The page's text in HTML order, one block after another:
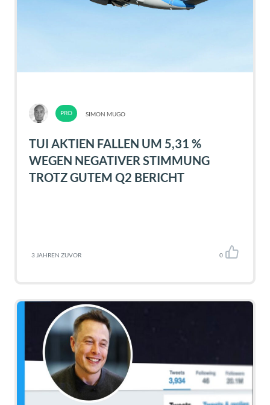
SIMON MUGO
TUI AKTIEN FALLEN UM 5,31 %
WEGEN NEGATIVER STIMMUNG
TROTZ GUTEM Q2 BERICHT
3 JAHREN ZUVOR 0